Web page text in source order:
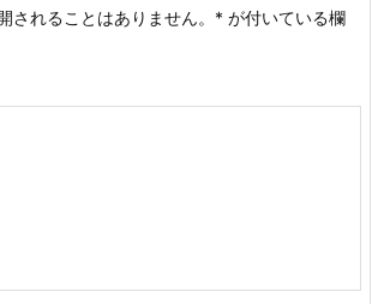
されることはありません。 * が付いている欄